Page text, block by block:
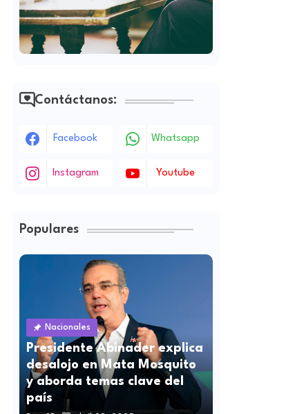
Contáctanos:
Facebook Whatsapp
Instagram Youtube
Populares
Nacionales
Presidente Abinader explica
desalojo en Mata Mosquito
y aborda temas clave del
país